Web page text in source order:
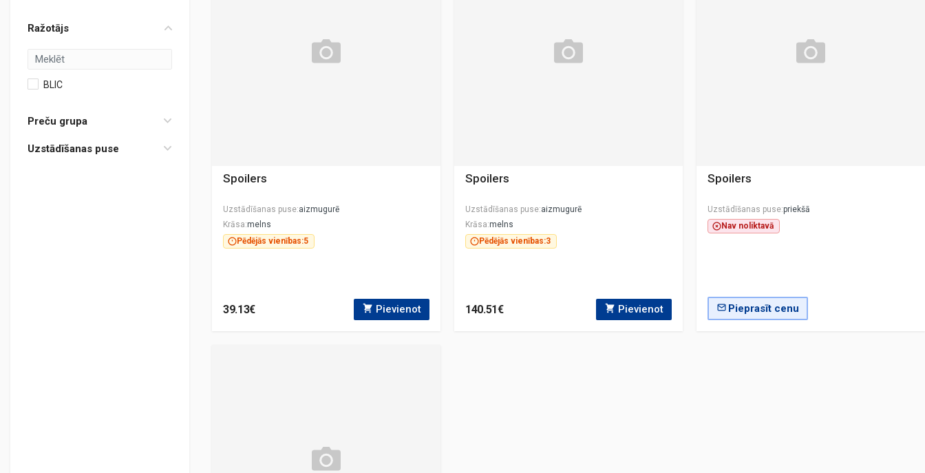
Ražotājs
BLIC
Preču grupa
Uzstādīšanas puse
Spoilers
Uzstādīšanas puse aizmugurē
Krāsa melns
Pēdējās vienības:5
39.13€ Pievienot
Spoilers
Uzstādīšanas puse aizmugurē
Krāsa melns
Pēdējās vienības:3
140.51€ Pievienot
Spoilers
Uzstādīšanas puse priekšā
Nav noliktavā
Pieprasīt cenu